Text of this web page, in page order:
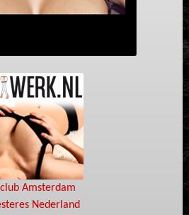
Amsterdam
Nederland